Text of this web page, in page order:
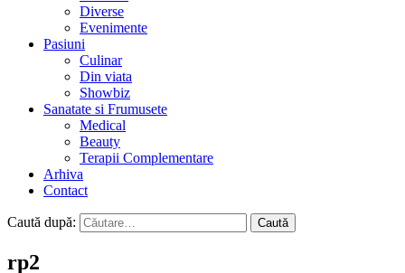
Diverse
Evenimente
Pasiuni
Culinar
Din viata
Showbiz
Sanatate si Frumusete
Medical
Beauty
Terapii Complementare
Arhiva
Contact
Caută după:
rp2